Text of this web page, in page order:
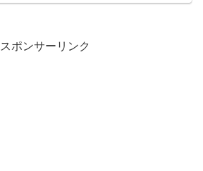
スポンサーリンク